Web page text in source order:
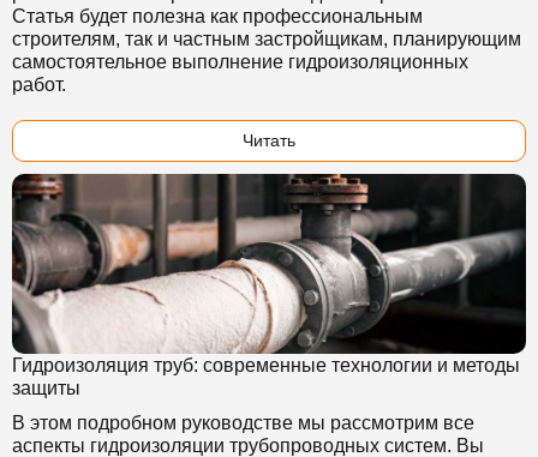
Статья будет полезна как профессиональным
строителям, так и частным застройщикам, планирующим
самостоятельное выполнение гидроизоляционных
работ.
Читать
Гидроизоляция труб: современные технологии и методы
защиты
В этом подробном руководстве мы рассмотрим все
аспекты гидроизоляции трубопроводных систем. Вы